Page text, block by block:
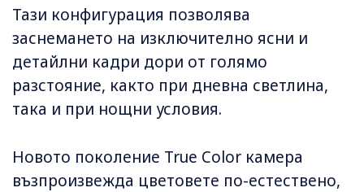
Тази конфигурация позволява
заснемането на изключително ясни и
детайлни кадри дори от голямо
разстояние, както при дневна светлина,
така и при нощни условия.
Новото поколение True Color камера
възпроизвежда цветовете по-естествено,